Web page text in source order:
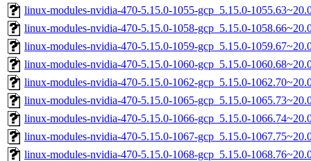
linux-modules-nvidia-470-5.15.0-1055-gcp_5.15.0-
linux-modules-nvidia-470-5.15.0-1058-gcp_5.15.0-
linux-modules-nvidia-470-5.15.0-1059-gcp_5.15.0-
linux-modules-nvidia-470-5.15.0-1060-gcp_5.15.0-
linux-modules-nvidia-470-5.15.0-1062-gcp_5.15.0-
linux-modules-nvidia-470-5.15.0-1065-gcp_5.15.0-
linux-modules-nvidia-470-5.15.0-1066-gcp_5.15.0-
linux-modules-nvidia-470-5.15.0-1067-gcp_5.15.0-
linux-modules-nvidia-470-5.15.0-1068-gcp_5.15.0-